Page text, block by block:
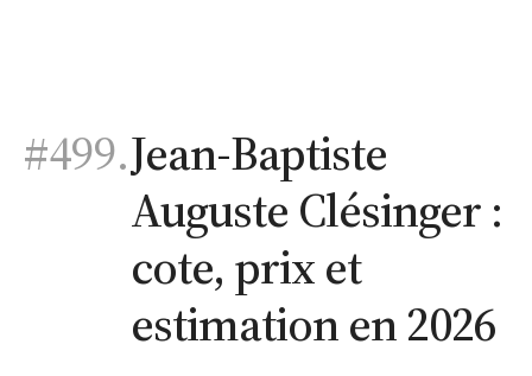
#499.Jean-Baptiste
Auguste Clésinger :
cote, prix et
estimation en 2026